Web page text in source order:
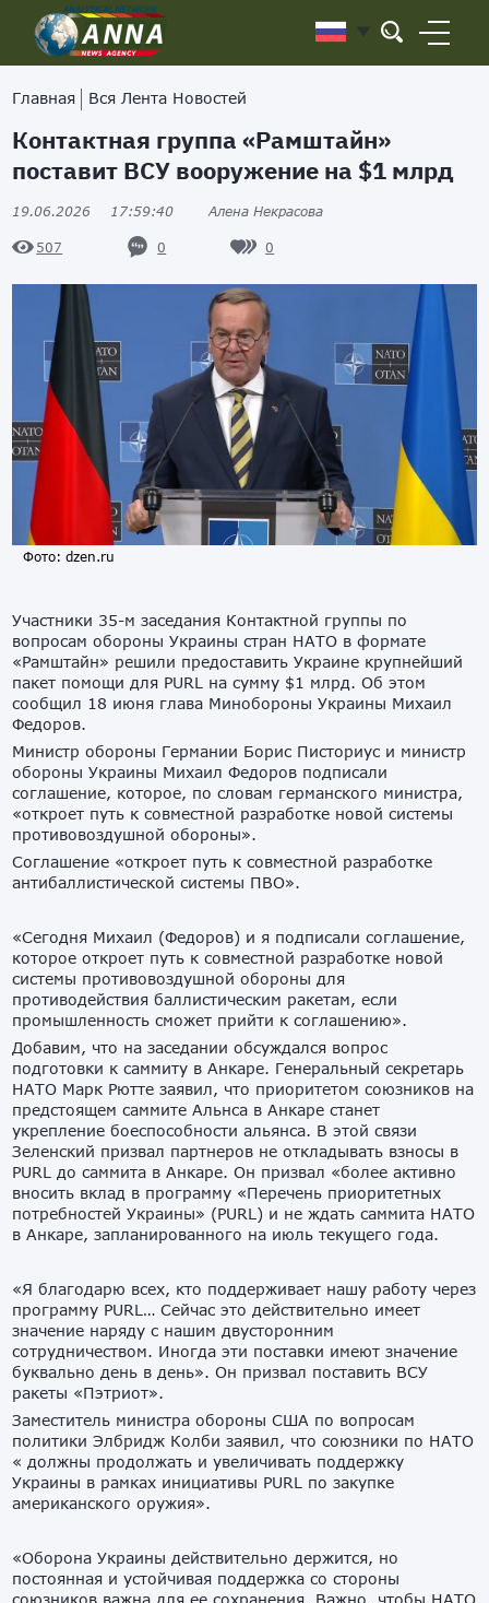
Главная Вся Лента Новостей
Контактная группа «Рамштайн»
поставит ВСУ вооружение на $1 млрд
19.06.2026 17:59:40 Алена Некрасова
507 0 0
Фото: dzen.ru
Участники 35-м заседания Контактной группы по
вопросам обороны Украины стран НАТО в формате
«Рамштайн» решили предоставить Украине крупнейший
пакет помощи для PURL на сумму $1 млрд. Об этом
сообщил 18 июня глава Минобороны Украины Михаил
Федоров.
Министр обороны Германии Борис Писториус и министр
обороны Украины Михаил Федоров подписали
соглашение, которое, по словам германского министра,
«откроет путь к совместной разработке новой системы
противовоздушной обороны».
Соглашение «откроет путь к совместной разработке
антибаллистической системы ПВО».
«Сегодня Михаил (Федоров) и я подписали соглашение,
которое откроет путь к совместной разработке новой
системы противовоздушной обороны для
противодействия баллистическим ракетам, если
промышленность сможет прийти к соглашению».
Добавим, что на заседании обсуждался вопрос
подготовки к саммиту в Анкаре. Генеральный секретарь
НАТО Марк Рютте заявил, что приоритетом союзников на
предстоящем саммите Альнса в Анкаре станет
укрепление боеспособности альянса. В этой связи
Зеленский призвал партнеров не откладывать взносы в
PURL до саммита в Анкаре. Он призвал «более активно
вносить вклад в программу «Перечень приоритетных
потребностей Украины» (PURL) и не ждать саммита НАТО
в Анкаре, запланированного на июль текущего года.
«Я благодарю всех, кто поддерживает нашу работу через
программу PURL… Сейчас это действительно имеет
значение наряду с нашим двусторонним
сотрудничеством. Иногда эти поставки имеют значение
буквально день в день». Он призвал поставить ВСУ
ракеты «Пэтриот».
Заместитель министра обороны США по вопросам
политики Элбридж Колби заявил, что союзники по НАТО
« должны продолжать и увеличивать поддержку
Украины в рамках инициативы PURL по закупке
американского оружия».
«Оборона Украины действительно держится, но
постоянная и устойчивая поддержка со стороны